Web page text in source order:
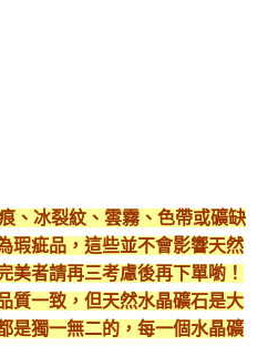
、冰裂紋、雲霧、色帶或礦缺
瑕疵品，這些並不會影響天然
美者請再三考慮後再下單喲！
質一致，但天然水晶礦石是大
是獨一無二的，每一個水晶礦